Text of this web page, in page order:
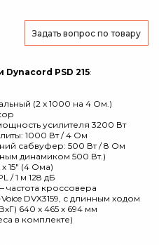
Задать вопрос по товару
PSD 215:
(2 x 1000 на 4 Ом.)
усилителя 3200 Вт
1000 Вт / 4 Ом
сабвуфер: 500 Вт / 8 Ом
динамиком 500 Вт.)
15" (4 Ома)
/ 1 м 128 дБ
частота кроссовера
DVX3159, с длинным ходом
640 х 465 х 694 мм
в комплекте)